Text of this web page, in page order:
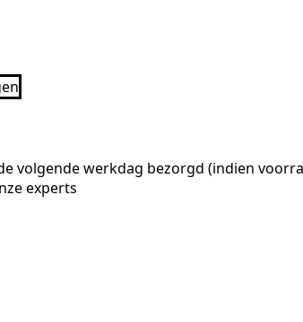
volgende werkdag bezorgd (indien
experts